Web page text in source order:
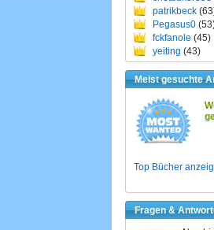
patrikbeck
Pegasus0
fckfanole (45)
yeiting (43)
Meist gesuchte
Top Bücher
Fragen &